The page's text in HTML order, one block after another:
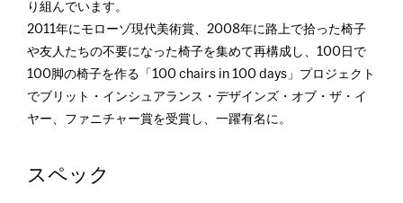
り組んでいます。
2011年にモローゾ現代美術賞、2008年に路上で拾った椅子
や友人たちの不要になった椅子を集めて再構成し、100日で
100脚の椅子を作る「100 chairs in 100 days」プロジェクト
でブリット・インシュアランス・デザインズ・オブ・ザ・イ
ヤー、ファニチャー賞を受賞し、一躍有名に。
スペック